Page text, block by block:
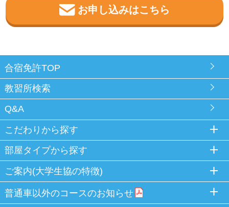
お申し込みはこちら
合宿免許TOP
教習所検索
Q&A
こだわりから探す
部屋タイプから探す
ご案内(大学生協の特徴)
普通車以外のコースのお知らせ